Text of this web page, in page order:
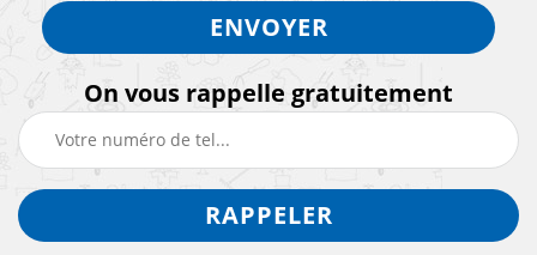
On vous rappelle gratuitement